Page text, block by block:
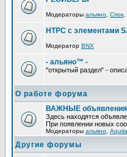
Модераторы альяно Спок
HTPC с элементами
Модератор BNX
- альяно™ -
"открытый раздел" -
О работе форума
ВАЖНЫЕ объявления
Здесь находятся
При появлении новых
Модераторы альяно Aquila
Другие форумы